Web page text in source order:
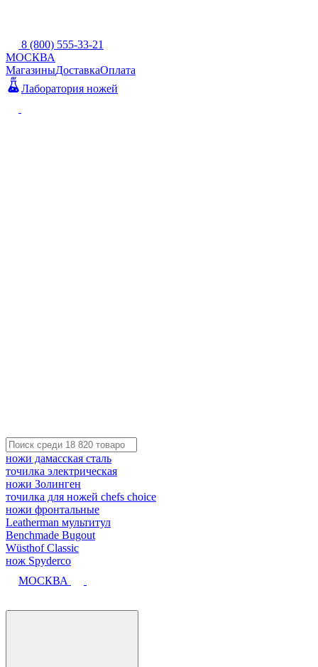
8 (800) 555-33-21
МОСКВА
МагазиныДоставкаОплата
Лаборатория ножей
ножи дамасская сталь
точилка электрическая
ножи Золинген
точилка для ножей chefs choice
ножи фронтальные
Leatherman мультитул
Benchmade Bugout
Wüsthof Classic
нож Spyderco
МОСКВА